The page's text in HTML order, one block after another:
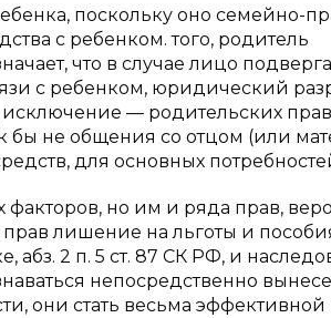
поскольку оно семейно-
с ребенком. того, родитель
что в случае лицо
с ребенком, юридический
исключение — родительских
бы не общения со отцом (или
для основных
но им и ряда прав,
лишение на льготы и
абз. 2 п. 5 ст. 87 СК РФ, и
непосредственно
они стать весьма эффективной